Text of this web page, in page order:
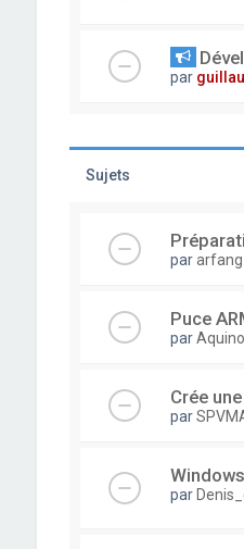
par
Sujets
pararfang
Puce
parAquino
Crée
par
par